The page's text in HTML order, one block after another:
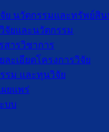
ย นวัตกรรมและทรัพย์สิ
จัยและนวัตกรรม
สารวิชาการ
ละเอียดโครงการวิจัย
รม และทุนวิจัย
ยแพร่
บบ